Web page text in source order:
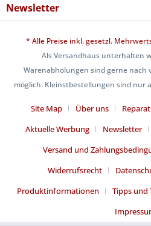
Newsletter
* Alle Preise inkl. gesetzl.
Als Versandhaus unterhalten
Warenabholungen sind gerne nach
möglich. Kleinstbestellungen sind nur
Site Map Über uns
Aktuelle Werbung
Newsletter
Versand und
Widerrufsrecht
Produktinformationen
Tipps und